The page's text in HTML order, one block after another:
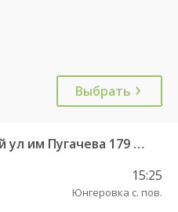
Выбрать
Саратов АВ Центральный ул им Пугачева 179 А — Балашов (Привокзальная площадь 7) 603-1
15:25
Юнгеровка с. пов.